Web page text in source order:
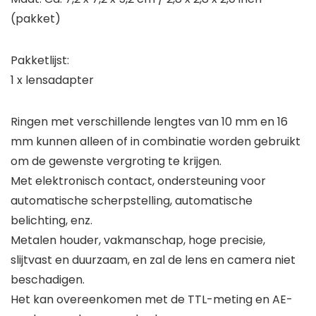
(pakket)
Pakketlijst:
1 x lensadapter
Ringen met verschillende lengtes van 10 mm en 16
mm kunnen alleen of in combinatie worden gebruikt
om de gewenste vergroting te krijgen.
Met elektronisch contact, ondersteuning voor
automatische scherpstelling, automatische
belichting, enz.
Metalen houder, vakmanschap, hoge precisie,
slijtvast en duurzaam, en zal de lens en camera niet
beschadigen.
Het kan overeenkomen met de TTL-meting en AE-